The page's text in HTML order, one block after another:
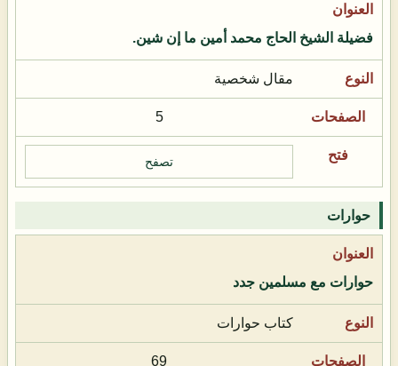
فضيلة الشيخ الحاج محمد أمين ما إن شين.
مقال شخصية
5
تصفح
حوارات
حوارات مع مسلمين جدد
كتاب حوارات
69